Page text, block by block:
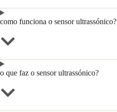
como funciona o sensor ultrassónico?
o que faz o sensor ultrassónico?